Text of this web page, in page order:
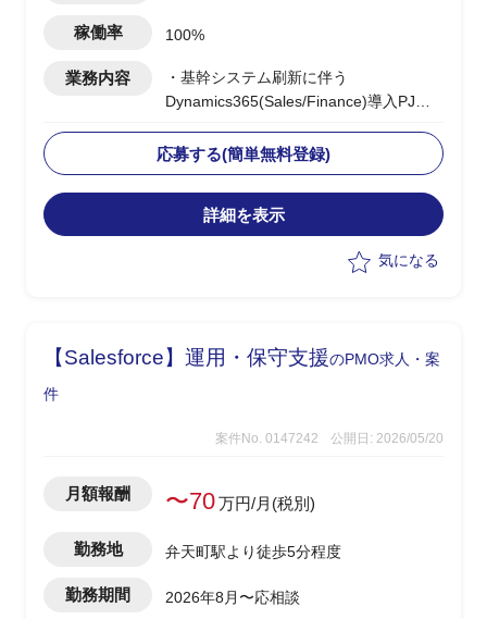
稼働率 100%
業務内容
・基幹システム刷新に伴う
Dynamics365(Sales/Finance)導入PJ
担当
・Fit&Gap整理、業務要件のとりまとめ
を実施
・ユーザー部門/開発ベンダーとのステー
・PJ全体の進捗管理、客先向け報告資料
応募する(簡単無料登録)
詳細を表示
気になる
【Salesforce】運用・保守支援のPMO求人・案
件
案件No. 0147242 公開日: 2026/05/20
月額報酬 〜70万円/月(税別)
勤務地 弁天町駅より徒歩5分程度
勤務期間 2026年8月〜応相談